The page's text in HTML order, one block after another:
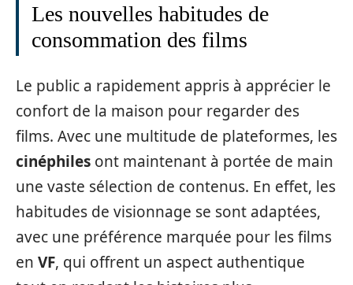
Les nouvelles habitudes de
consommation des films
Le public a rapidement appris à apprécier le
confort de la maison pour regarder des
films. Avec une multitude de plateformes, les
cinéphiles ont maintenant à portée de main
une vaste sélection de contenus. En effet, les
habitudes de visionnage se sont adaptées,
avec une préférence marquée pour les films
en VF, qui offrent un aspect authentique